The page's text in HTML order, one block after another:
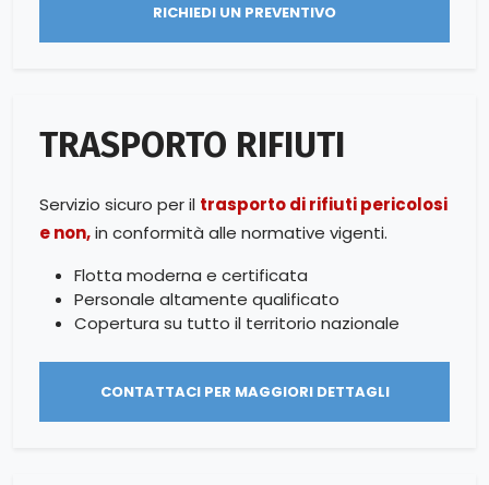
RICHIEDI UN PREVENTIVO
TRASPORTO RIFIUTI
Servizio sicuro per il trasporto di rifiuti pericolosi
e non,in conformità alle normative vigenti.
Flotta moderna e certificata
Personale altamente qualificato
Copertura su tutto il territorio nazionale
CONTATTACI PER MAGGIORI DETTAGLI